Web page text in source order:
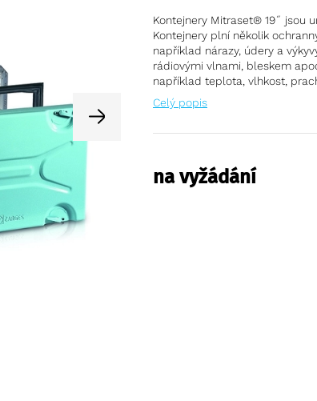
Kontejnery Mitraset® 19˝ jsou
Kontejnery plní několik
například nárazy, údery a
rádiovými vlnami, bleskem
například teplota, vlhkost,
Celý popis
na vyžádání